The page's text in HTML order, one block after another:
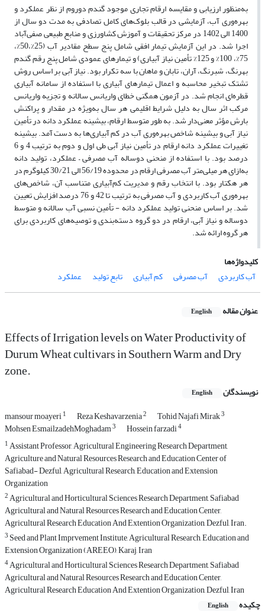
به‌منظور ارزیابی و مقایسه ارقام تجاری موجود گندم دوروم از نظر عملکرد و
بهره‌وری آب، آزمایشی در قالب بلوک‌های کامل تصادفی به مدت دو سال از
1400 الی 1402 در مرکز تحقیقات و آموزش کشاورزی و منابع طبیعی صفی‌آباد
اجرا شد. در این آزمایش تیمار افقی شامل پنج سطح مقادیر آب (25%،50%،
75%، 100% و 125% تأمین نیاز آبیاری) و تیمارهای عمودی شامل پنج رقم گندم
بهرنگ، شبرنگ، آران، تابان و ماهان با سه تکرار بود. نیاز آبی بر اساس روش
تشتک تبخیر محاسبه و اعمال تیمارهای آبیاری با استفاده از سامانه آبیاری
قطره‌ای انجام شد. در آزمون همگنی خطای واریانس سالانه و تجزیه واریانس
مرکب اثر سال به دلیل شرایط اقلیمی هر سال به‌ویژه در مقدار و پراکنش
بارش مؤثر معنی‌دار شد. به طور متوسط ارقام، بیشینه عملکرد دانه در تأمین
نیاز آبی و بیشینه شاخص بهره‌وری آب در کم آبیاری‌ها به دست آمد. بیشینه
تغییرات عملکرد دانه ارقام در تأمین نیاز آبی طی اول و دوم به ترتیب 4 و 6
درصد بود. با استفاده از منحنی دو‌ساله آب مصرفی – عملکرد، تولید دانه
به‌ازای هر میلی‌متر آب مصرفی ارقام در محدوده 56/19 الی 30/21 کیلوگرم در
هر هکتار بود. با انتخاب رقم و مدیریت کم‌آبیاری متناسب آن، شاخص‌های
بهره‌وری آب کاربردی و آب مصرفی به ترتیب تا 42 و 76 درصد افزایش تعیین
شد. بر اساس منحنی تولید عملکرد دانه - تأمین نسبی آب سالانه و متوسط
دو‌ساله و نیاز آبی، ارقام در دو گروه دسته‌بندی و توصیه‌های کاربردی برای
هر گروه ارائه شد.
کلیدواژه‌ها
آب کاربردی
آب مصرفی کم آبیاری تابع تولید عملکرد
عنوان مقاله English
Effects of Irrigation levels on Water Productivity of
Durum Wheat cultivars in Southern Warm and Dry
zone.
نویسندگان English
mansour moayeri1 Reza Keshavarzenia2 Tohid Najafi Mirak3
Mohsen EsmailzadehMoghadam3 Hossein farzadi4
1Assistant Professor, Agricultural Engineering Research Department,
Agriculture and Natural Resources Research and Education Center of
Safiabad- Dezful, Agricultural Research, Education and Extension
Organization
2Agricultural and Horticultural Sciences Research Department, Safiabad
Agricultural and Natural Resources Research and Education Center,
Agricultural Research Education And Extention Organization, Dezful, Iran.
3 Seed and Plant Imprvement Institute, Agricultural Research, Education and
Extension Organization (AREEO), Karaj, Iran
4Agricultural and Horticultural Sciences Research Department, Safiabad
Agricultural and Natural Resources Research and Education Center,
Agricultural Research Education And Extention Organization, Dezful, Iran
چکیده
English